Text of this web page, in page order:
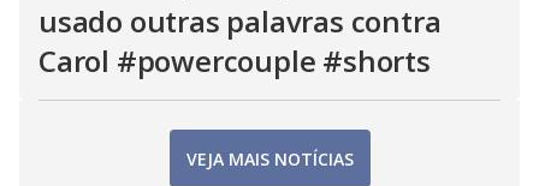
usado outras palavras contra
Carol #powercouple #shorts
VEJA MAIS NOTÍCIAS